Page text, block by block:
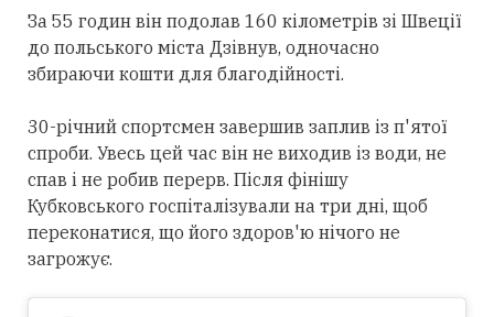
За 55 годин він подолав 160 кілометрів зі Швеції
до польського міста Дзівнув, одночасно
збираючи кошти для благодійності.
30-річний спортсмен завершив заплив із п'ятої
спроби. Увесь цей час він не виходив із води, не
спав і не робив перерв. Після фінішу
Кубковського госпіталізували на три дні, щоб
переконатися, що його здоров'ю нічого не
загрожує.